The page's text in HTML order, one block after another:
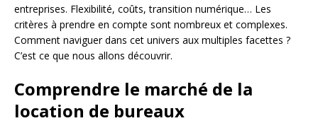
entreprises. Flexibilité, coûts, transition numérique… Les
critères à prendre en compte sont nombreux et complexes.
Comment naviguer dans cet univers aux multiples facettes ?
C’est ce que nous allons découvrir.
Comprendre le marché de la
location de bureaux